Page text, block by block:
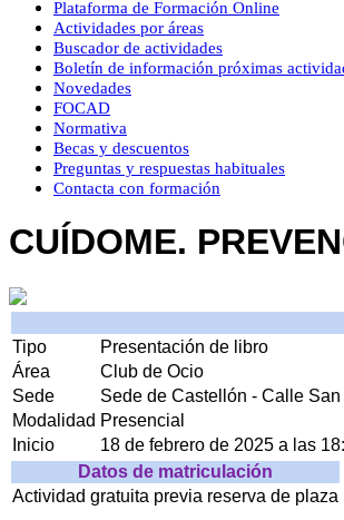
Plataforma de Formación Online
Actividades por áreas
Buscador de actividades
Boletín de información próximas
Novedades
FOCAD
Normativa
Becas y descuentos
Preguntas y respuestas habituales
Contacta con formación
CUÍDOME.
Tipo
Presentación de libro
Área
Club de Ocio
Sede
Sede de Castellón - Calle
Modalidad Presencial
Inicio
18 de febrero de 2025 a las
Datos de matriculación
Actividad gratuita previa reserva de plaza